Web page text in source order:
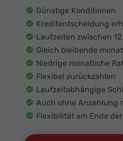
Günstige Konditionen
Kreditentscheidung
Laufzeiten zwischen
Gleich bleibende
Niedrige monatliche
Flexibel zurückzahlen
Laufzeitabhängige
Auch ohne Anzahlung
Flexibilität am Ende